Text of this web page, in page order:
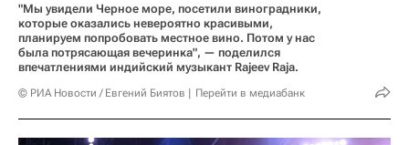
"Мы увидели Черное море, посетили виноградники,
которые оказались невероятно красивыми,
планируем попробовать местное вино. Потом у нас
была потрясающая вечеринка", — поделился
впечатлениями индийский музыкант Rajeev Raja.
© РИА Новости / Евгений Биятов Перейти в медиабанк